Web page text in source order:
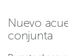
Nuevo
conjunta